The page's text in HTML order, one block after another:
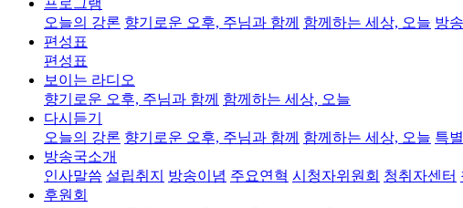
오늘의 강론 향기로운 오후, 주님과 함께 함께하는 세상, 오늘 방
편성표
편성표
보이는 라디오
향기로운 오후, 주님과 함께 함께하는 세상, 오늘
다시듣기
오늘의 강론 향기로운 오후, 주님과 함께 함께하는 세상, 오늘 특
방송국소개
인사말씀 설립취지 방송이념 주요연혁 시청자위원회 청취자센터
후원회